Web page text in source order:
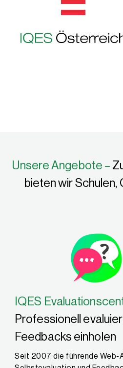
Unsere Angebote –
bieten wir
IQES
Professionell
Feedbacks einholen
Seit 2007 die führende Web-